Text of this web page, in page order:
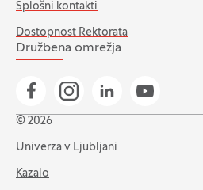
Splošni kontakti
Dostopnost Rektorata
Družbena omrežja
Pojdi na našo Facebook stran
Pojdi na našo
Pojdi naPojdi na
© 2026
Univerza v Ljubljani
Kazalo